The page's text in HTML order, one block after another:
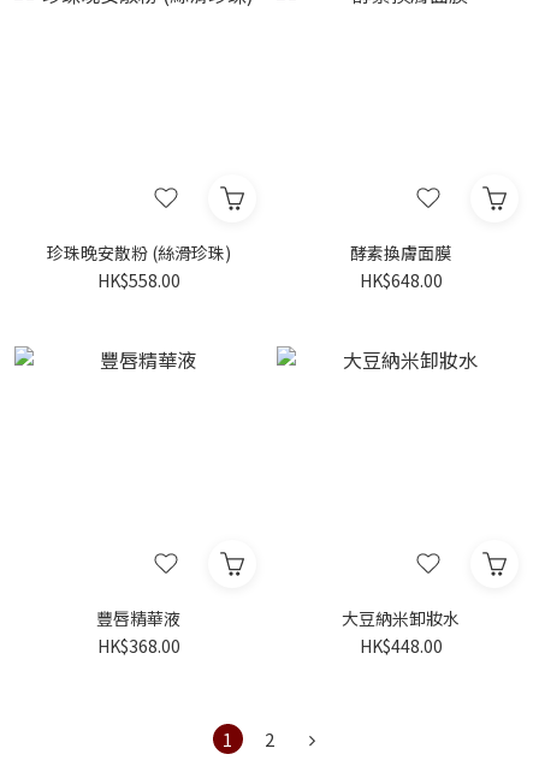
珍珠晚安散粉 (絲滑珍珠)
HK$558.00
酵素換膚面膜
HK$648.00
豐唇精華液
HK$368.00
大豆納米卸妝水
HK$448.00
1 2